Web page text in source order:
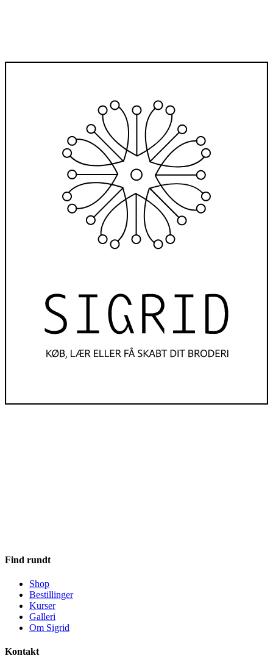
Find rundt
Shop
Bestillinger
Kurser
Galleri
Om Sigrid
Kontakt